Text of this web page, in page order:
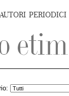
AUTORI PERIODICI